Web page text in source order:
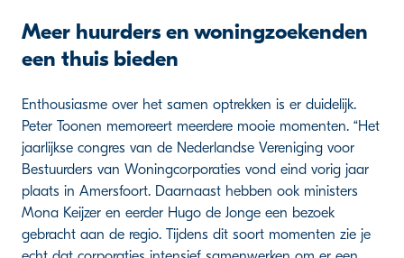
Meer huurders en woningzoekenden
een thuis bieden
Enthousiasme over het samen optrekken is er duidelijk.
Peter Toonen memoreert meerdere mooie momenten. “Het
jaarlijkse congres van de Nederlandse Vereniging voor
Bestuurders van Woningcorporaties vond eind vorig jaar
plaats in Amersfoort. Daarnaast hebben ook ministers
Mona Keijzer en eerder Hugo de Jonge een bezoek
gebracht aan de regio. Tijdens dit soort momenten zie je